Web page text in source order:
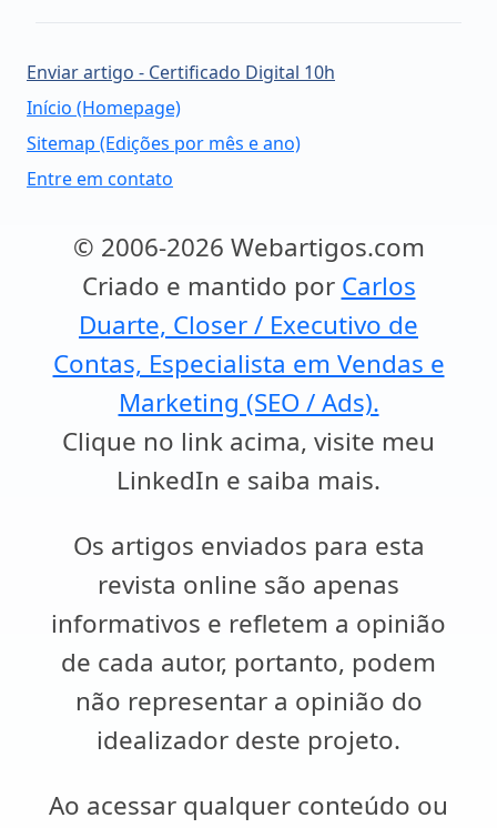
Enviar artigo - Certificado Digital 10h
Início (Homepage)
Sitemap (Edições por mês e ano)
Entre em contato
© 2006-2026 Webartigos.com
Criado e mantido por Carlos
Duarte, Closer / Executivo de
Contas, Especialista em Vendas e
Marketing (SEO / Ads).
Clique no link acima, visite meu
LinkedIn e saiba mais.
Os artigos enviados para esta
revista online são apenas
informativos e refletem a opinião
de cada autor, portanto, podem
não representar a opinião do
idealizador deste projeto.
Ao acessar qualquer conteúdo ou